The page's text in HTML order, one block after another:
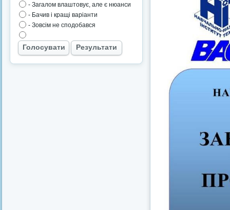
- Загалом влаштовує, але є нюанси
- Бачив і кращі варіанти
- Зовсім не сподобався
Голосувати Результати